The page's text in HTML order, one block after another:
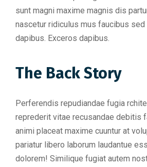
sunt magni maxime magnis dis
nascetur ridiculus mus faucibus
dapibus. Exceros dapibus.
The Back Story
Perferendis repudiandae fugia
reprederit vitae recusandae debitis
animi placeat maxime cuuntur at
pariatur libero laborum laudantue
dolorem! Similique fugiat autem